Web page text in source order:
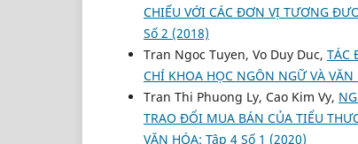
CHIẾU VỚI CÁC ĐƠN VỊ TƯƠNG
Số 2 (2018)
Tran Ngoc Tuyen, Vo Duy Duc, TÁC
CHÍ KHOA HỌC NGÔN NGỮ VÀ
Tran Thi Phuong Ly, Cao Kim Vy,
TRAO ĐỔI MUA BÁN CỦA TIỂU
VĂN HÓA: Tập 4 Số 1 (2020)